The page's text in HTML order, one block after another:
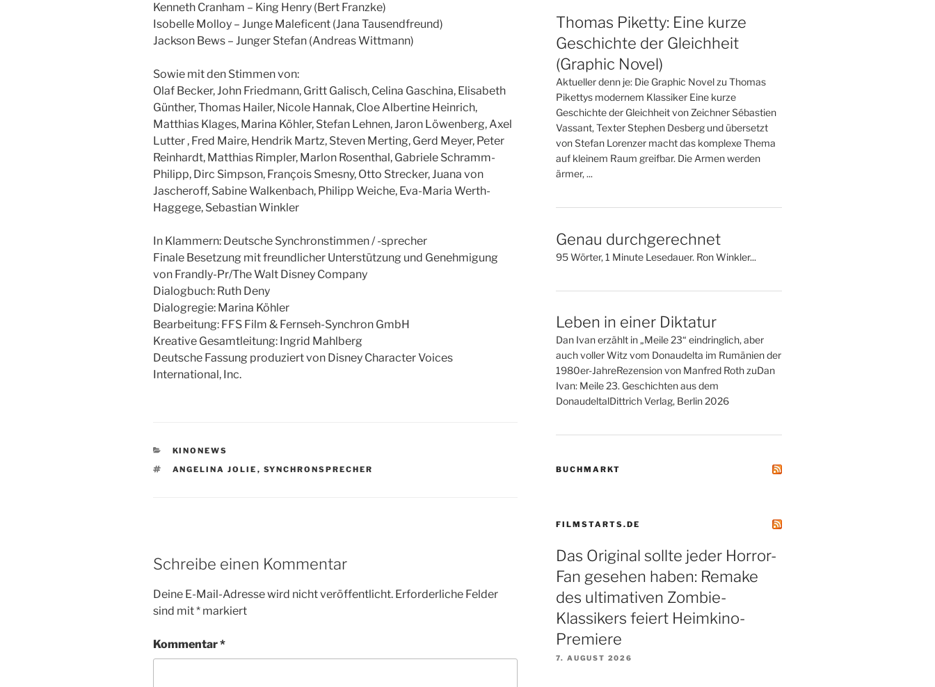
Kenneth Cranham – King Henry (Bert Franzke)
Isobelle Molloy – Junge Maleficent (Jana Tausendfreund)
Jackson Bews – Junger Stefan (Andreas Wittmann)
Sowie mit den Stimmen von:
Olaf Becker, John Friedmann, Gritt Galisch, Celina Gaschina, Elisabeth
Günther, Thomas Hailer, Nicole Hannak, Cloe Albertine Heinrich,
Matthias Klages, Marina Köhler, Stefan Lehnen, Jaron Löwenberg, Axel
Lutter , Fred Maire, Hendrik Martz, Steven Merting, Gerd Meyer, Peter
Reinhardt, Matthias Rimpler, Marlon Rosenthal, Gabriele Schramm-
Philipp, Dirc Simpson, François Smesny, Otto Strecker, Juana von
Jascheroff, Sabine Walkenbach, Philipp Weiche, Eva-Maria Werth-
Haggege, Sebastian Winkler
In Klammern: Deutsche Synchronstimmen / -sprecher
Finale Besetzung mit freundlicher Unterstützung und Genehmigung
von Frandly-Pr/The Walt Disney Company
Dialogbuch: Ruth Deny
Dialogregie: Marina Köhler
Bearbeitung: FFS Film & Fernseh-Synchron GmbH
Kreative Gesamtleitung: Ingrid Mahlberg
Deutsche Fassung produziert von Disney Character Voices
International, Inc.
KATEGORIEN
KINONEWS
SCHLAGWÖRTER
ANGELINA JOLIE , SYNCHRONSPRECHER
Schreibe einen Kommentar
Deine E-Mail-Adresse wird nicht veröffentlicht. Erforderliche Felder
sind mit* markiert
Kommentar*
Thomas Piketty: Eine kurze
Geschichte der Gleichheit
(Graphic Novel)
Aktueller denn je: Die Graphic Novel zu Thomas
Pikettys modernem Klassiker Eine kurze
Geschichte der Gleichheit von Zeichner Sébastien
Vassant, Texter Stephen Desberg und übersetzt
von Stefan Lorenzer macht das komplexe Thema
auf kleinem Raum greifbar. Die Armen werden
ärmer, ...
Genau durchgerechnet
95 Wörter, 1 Minute Lesedauer. Ron Winkler...
Leben in einer Diktatur
Dan Ivan erzählt in „Meile 23“ eindringlich, aber
auch voller Witz vom Donaudelta im Rumänien der
1980er-JahreRezension von Manfred Roth zuDan
Ivan: Meile 23. Geschichten aus dem
DonaudeltalDittrich Verlag, Berlin 2026
BUCHMARKT
FILMSTARTS.DE
Das Original sollte jeder Horror-
Fan gesehen haben: Remake
des ultimativen Zombie-
Klassikers feiert Heimkino-
Premiere
7. AUGUST 2026